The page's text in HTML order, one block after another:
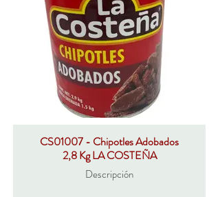
CS01007 - Chipotles Adobados
2,8 Kg LA COSTEÑA
Descripción